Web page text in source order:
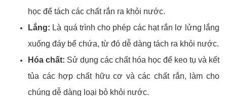
học để tách các chất rắn ra khỏi nước.
Lắng: Là quá trình cho phép các hạt rắn lơ lửng lắng
xuống đáy bể chứa, từ đó dễ dàng tách ra khỏi nước.
Hóa chất: Sử dụng các chất hóa học để keo tụ và kết
tủa các hợp chất hữu cơ và các chất rắn, làm cho
chúng dễ dàng loại bỏ khỏi nước.